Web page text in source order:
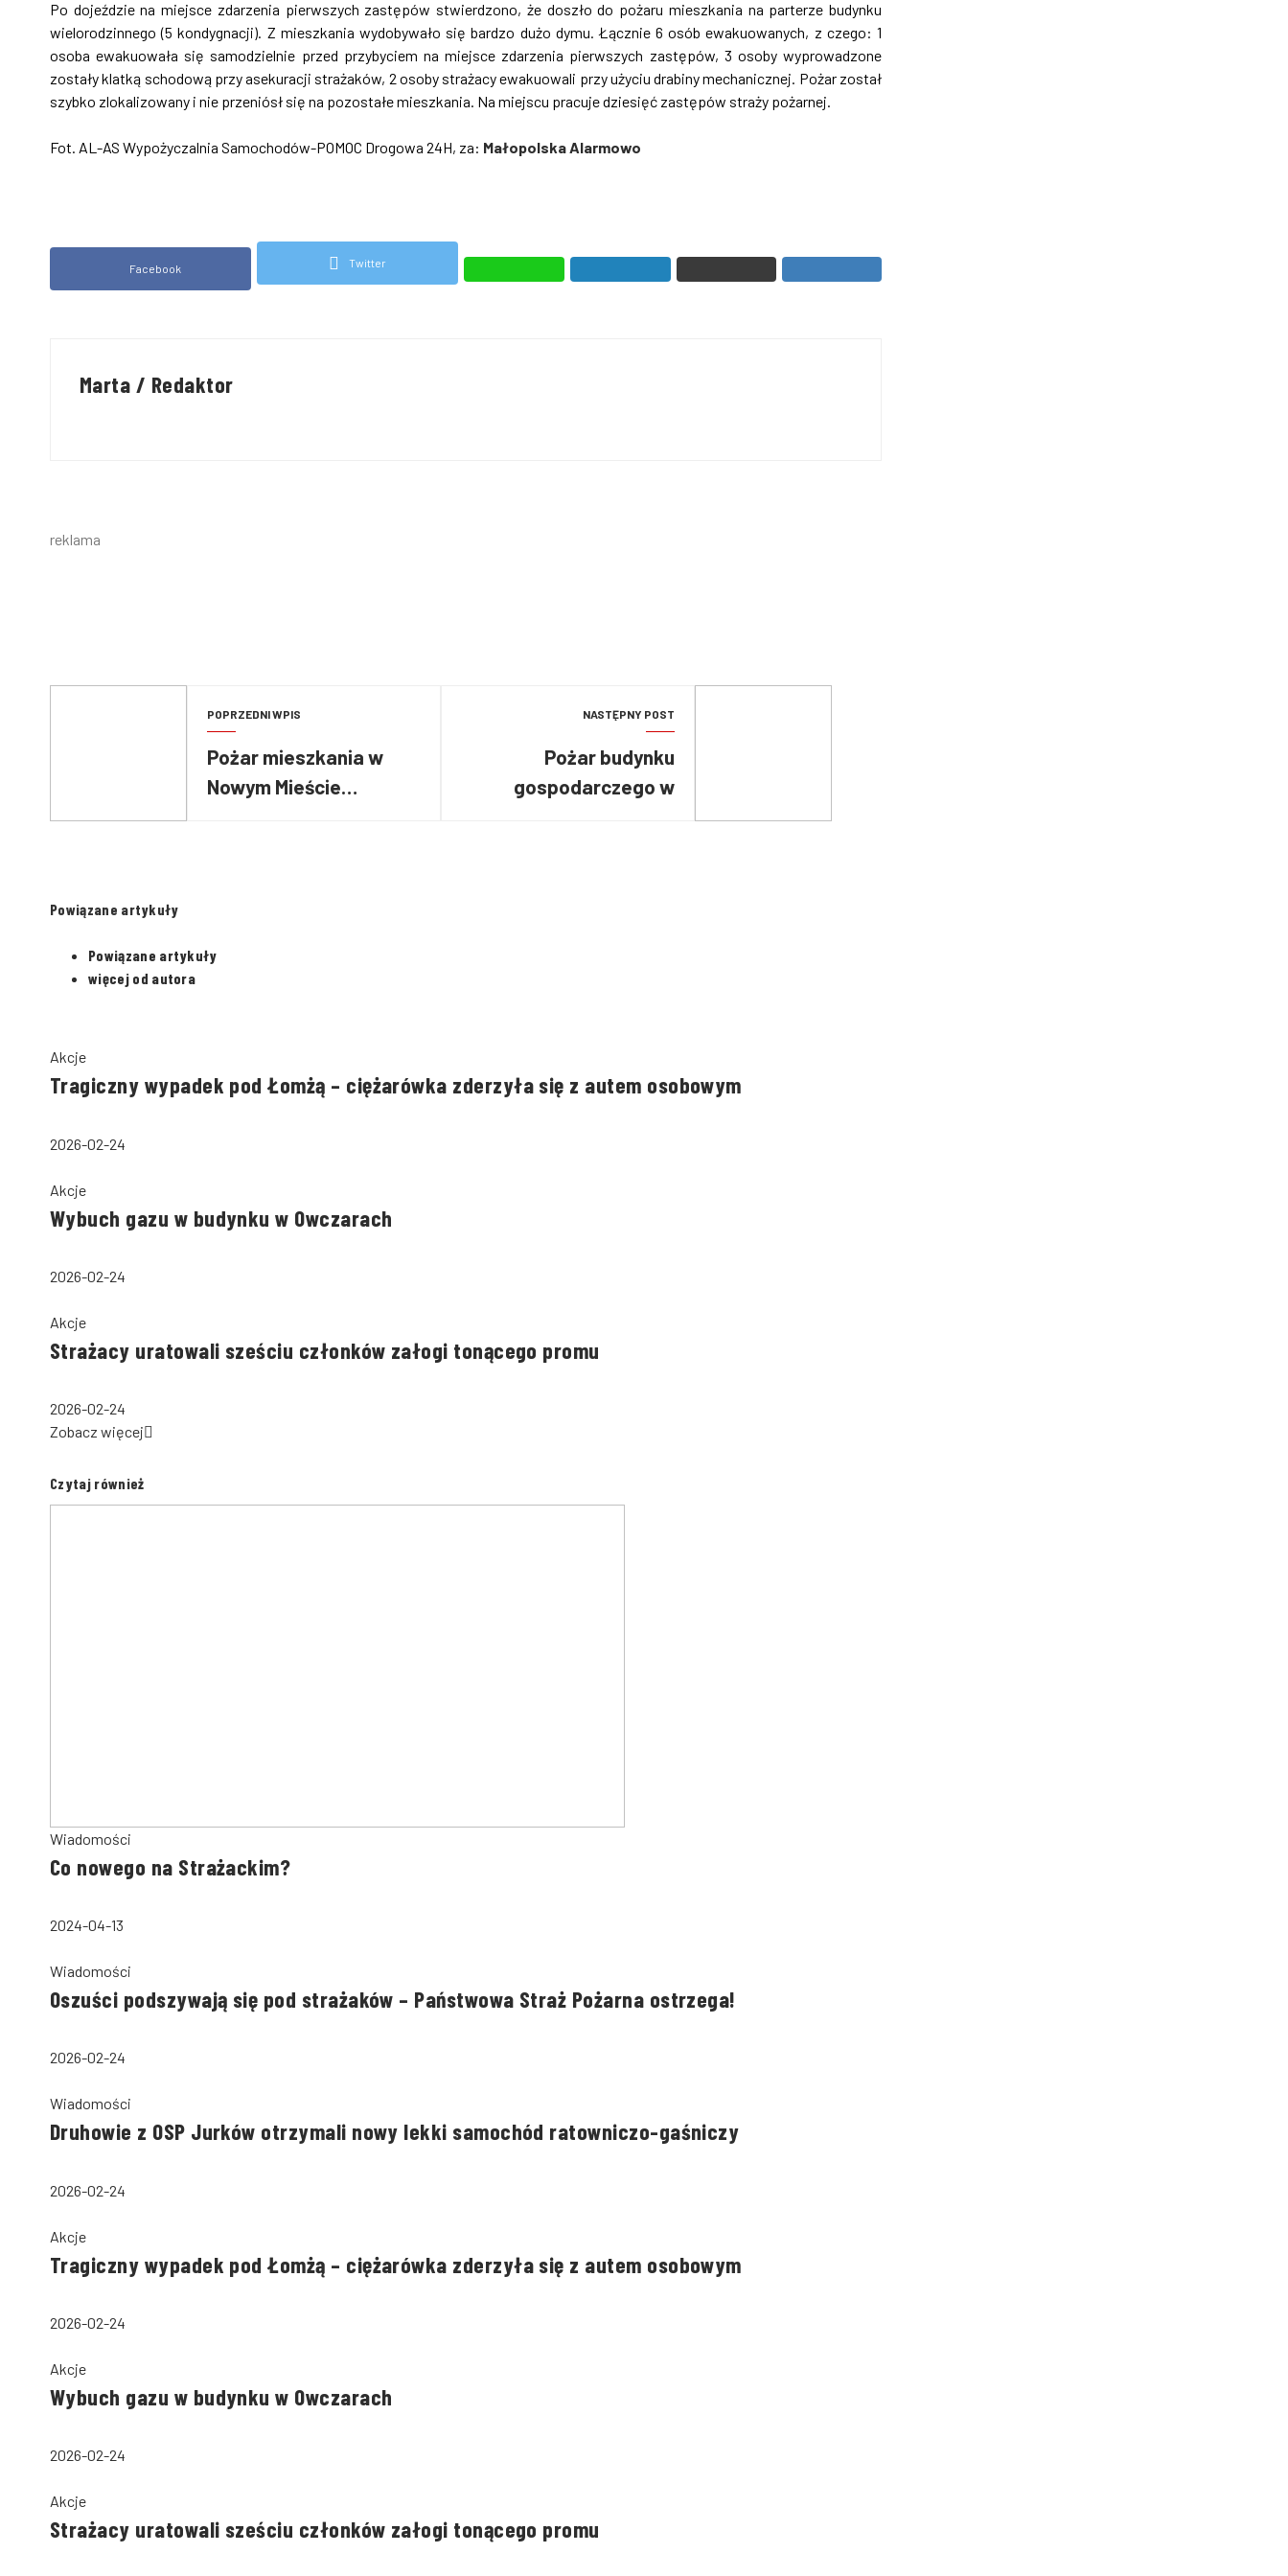
Po dojeździe na miejsce zdarzenia pierwszych zastępów stwierdzono, że doszło do pożaru mieszkania na parterze budynku
wielorodzinnego (5 kondygnacji). Z mieszkania wydobywało się bardzo dużo dymu. Łącznie 6 osób ewakuowanych, z czego: 1
osoba ewakuowała się samodzielnie przed przybyciem na miejsce zdarzenia pierwszych zastępów, 3 osoby wyprowadzone
zostały klatką schodową przy asekuracji strażaków, 2 osoby strażacy ewakuowali przy użyciu drabiny mechanicznej. Pożar został
szybko zlokalizowany i nie przeniósł się na pozostałe mieszkania. Na miejscu pracuje dziesięć zastępów straży pożarnej.
Fot. AL-AS Wypożyczalnia Samochodów-POMOC Drogowa 24H, za: Małopolska Alarmowo
Facebook Twitter
Marta / Redaktor
reklama
POPRZEDNI WPIS
Pożar mieszkania w
Nowym Mieście
NASTĘPNY POST
Pożar budynku
gospodarczego w
Powiązane artykuły
Powiązane artykuły
więcej od autora
Akcje
Tragiczny wypadek pod Łomżą – ciężarówka zderzyła się z autem osobowym
2026-02-24
Akcje
Wybuch gazu w budynku w Owczarach
2026-02-24
Akcje
Strażacy uratowali sześciu członków załogi tonącego promu
2026-02-24
Zobacz więcej
Czytaj również
Wiadomości
Co nowego na Strażackim?
2024-04-13
Wiadomości
Oszuści podszywają się pod strażaków – Państwowa Straż Pożarna ostrzega!
2026-02-24
Wiadomości
Druhowie z OSP Jurków otrzymali nowy lekki samochód ratowniczo-gaśniczy
2026-02-24
Akcje
Tragiczny wypadek pod Łomżą – ciężarówka zderzyła się z autem osobowym
2026-02-24
Akcje
Wybuch gazu w budynku w Owczarach
2026-02-24
Akcje
Strażacy uratowali sześciu członków załogi tonącego promu